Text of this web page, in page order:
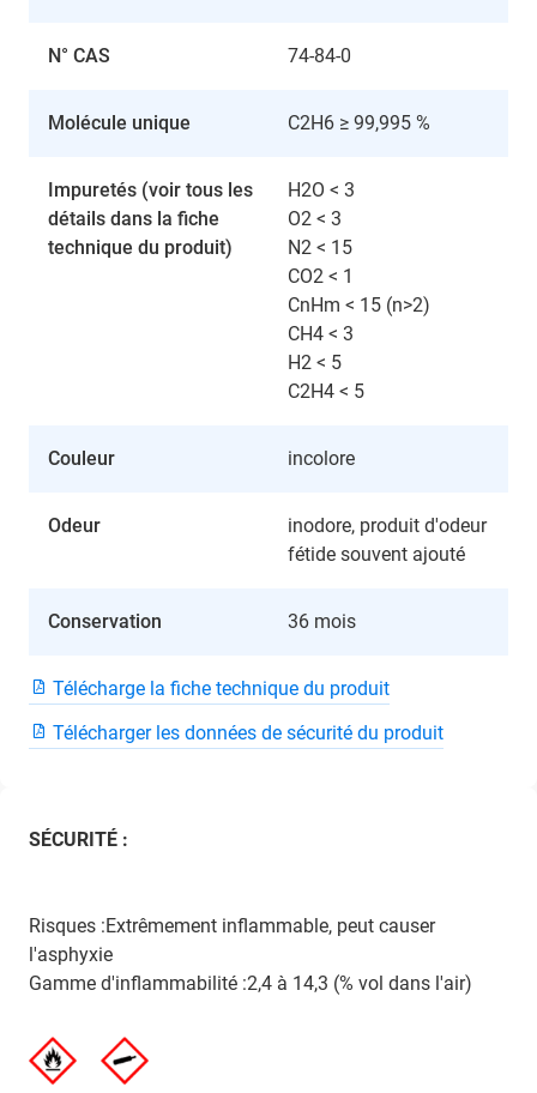
N° CAS 74-84-0
Molécule unique C2H6 ≥ 99,995 %
Impuretés (voir tous les
détails dans la fiche
technique du produit)
H2O < 3
O2 < 3
N2 < 15
CO2 < 1
CnHm < 15 (n>2)
CH4 < 3
H2 < 5
C2H4 < 5
Couleur incolore
Odeur
inodore, produit d'odeur
fétide souvent ajouté
Conservation 36 mois
Télécharge la fiche technique du produit
Télécharger les données de sécurité du produit
SÉCURITÉ :
Risques :Extrêmement inflammable, peut causer
l'asphyxie
Gamme d'inflammabilité :2,4 à 14,3 (% vol dans l'air)